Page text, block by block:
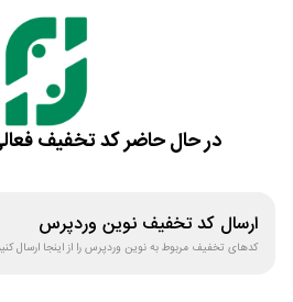
در حال حاضر کد تخفیف
ارسال کد تخفیف نوین وردپرس
کدهای تخفیف مربوط بهنوین وردپرسرا از اینجا ارسال